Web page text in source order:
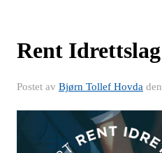
Rent Idrettslag
Postet av Bjørn Tollef Hovda den